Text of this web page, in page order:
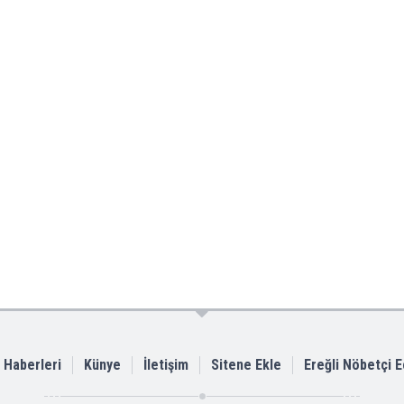
Haberleri Künye İletişim Sitene Ekle Ereğli Nöbetçi